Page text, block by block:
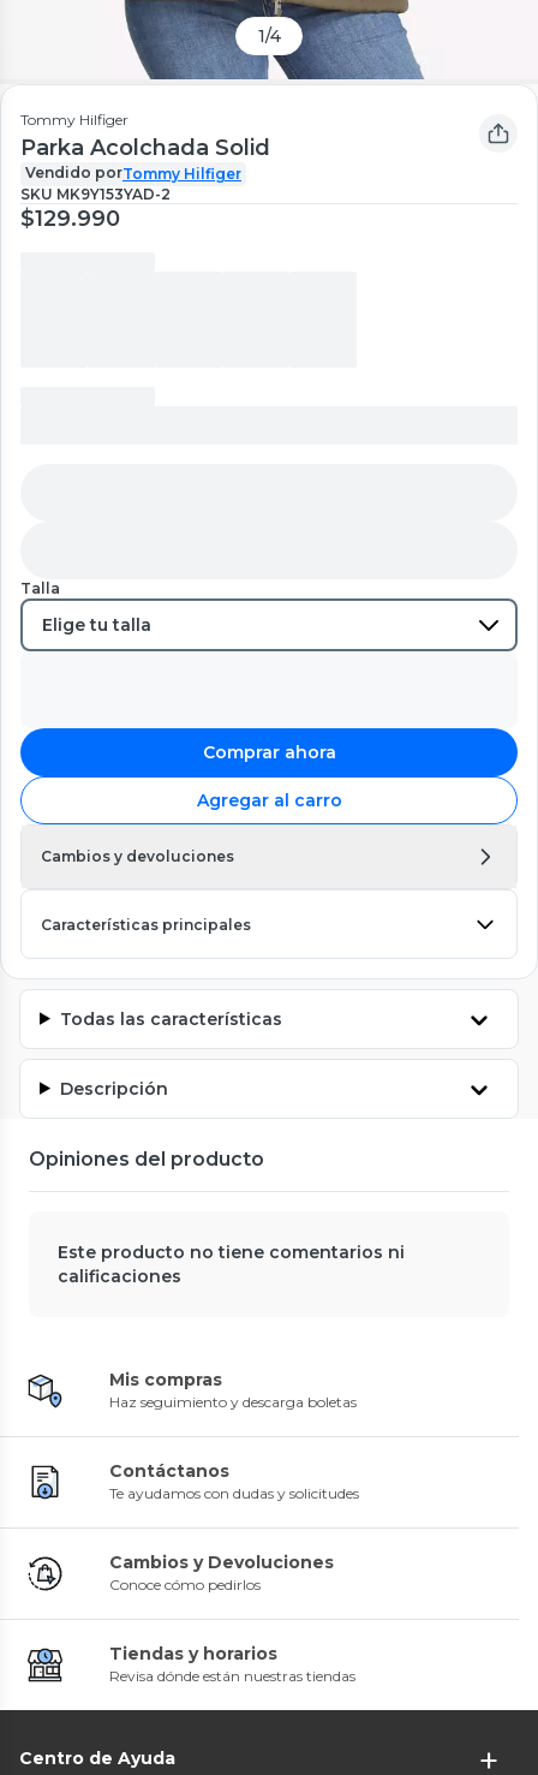
1/4
Tommy Hilfiger
Parka Acolchada Solid
Vendido porTommy Hilfiger
SKU MK9Y153YAD-2
$129.990
Talla
Comprar ahora
Agregar al carro
Cambios y devoluciones
Características principales
Todas las características
Descripción
Opiniones del producto
Este producto no tiene comentarios ni
calificaciones
Mis compras
Haz seguimiento y descarga boletas
Contáctanos
Te ayudamos con dudas y solicitudes
Cambios y Devoluciones
Conoce cómo pedirlos
Tiendas y horarios
Revisa dónde están nuestras tiendas
Centro de Ayuda